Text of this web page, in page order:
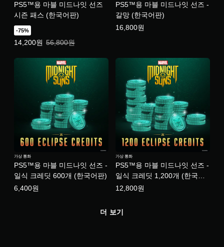
PS5™용 마블 미드나잇 선즈
시즌 패스 (한국어판)
-75%
14,200원
특별가: 14,200원. 일반가: 56,800원.
56,800원
PS5™용 마블 미드나잇 선즈 -
갈망 (한국어판)
16,800원
PS5™용 마블 미드나잇 선즈 -
일식 크레딧 600개 (한국어판)
가상 통화
6,400원
PS5™용 마블 미드나잇 선즈 -
일식 크레딧 1,200개 (한국어
판)
가상 통화
12,800원
더 보기